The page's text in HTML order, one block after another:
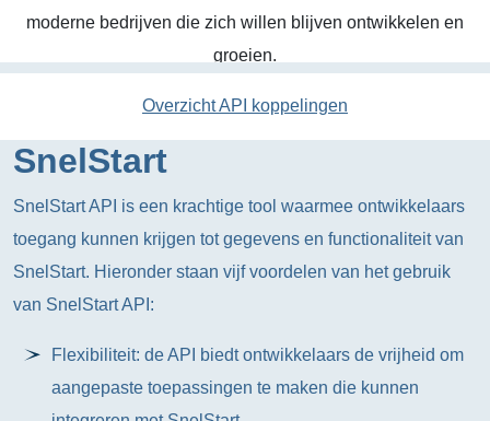
moderne bedrijven die zich willen blijven ontwikkelen en
groeien.
Overzicht API koppelingen
SnelStart
SnelStart API is een krachtige tool waarmee ontwikkelaars
toegang kunnen krijgen tot gegevens en functionaliteit van
SnelStart. Hieronder staan vijf voordelen van het gebruik
van SnelStart API:
Flexibiliteit: de API biedt ontwikkelaars de vrijheid om
aangepaste toepassingen te maken die kunnen